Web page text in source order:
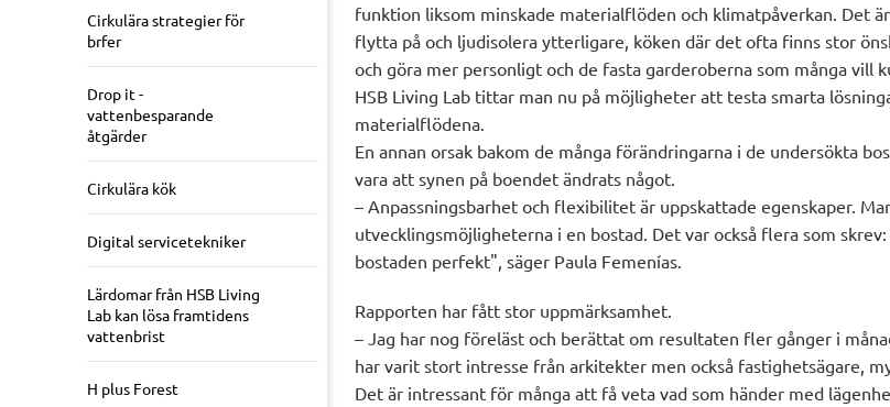
Cirkulära strategier för
brfer
Drop it -
vattenbesparande
åtgärder
Cirkulära kök
Digital servicetekniker
Lärdomar från HSB Living
Lab kan lösa framtidens
vattenbrist
H plus Forest
funktion liksom minskade materialflöden och klimatpåverkan. Det
flytta på och ljudisolera ytterligare, köken där det ofta finns stor
och göra mer personligt och de fasta garderoberna som många vill
HSB Living Lab tittar man nu på möjligheter att testa smarta
materialflödena.
En annan orsak bakom de många förändringarna i de undersökta
vara att synen på boendet ändrats något.
– Anpassningsbarhet och flexibilitet är uppskattade egenskaper.
utvecklingsmöjligheterna i en bostad. Det var också flera som
bostaden perfekt", säger Paula Femenías.
Rapporten har fått stor uppmärksamhet.
– Jag har nog föreläst och berättat om resultaten fler gånger i
har varit stort intresse från arkitekter men också fastighetsägare,
Det är intressant för många att få veta vad som händer med